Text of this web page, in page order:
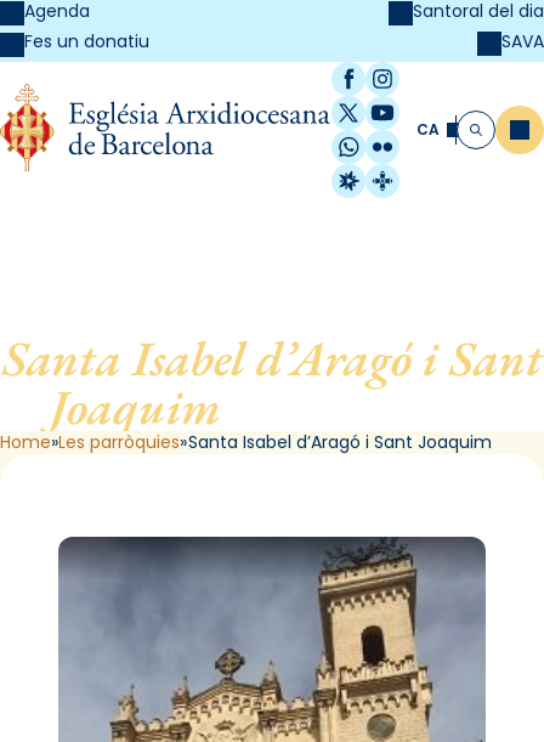
Agenda
Fes un donatiu
Santoral del dia
SAVA
Facebook
Instagram
X / Twitter
YouTube
WhatsApp
Flickr
Radio Estel
Catalunya
CA Cerca
Santa Isabel d’Aragó i Sant
Joaquim , de Barcelona
Home Les parròquies Santa Isabel d’Aragó i Sant Joaquim